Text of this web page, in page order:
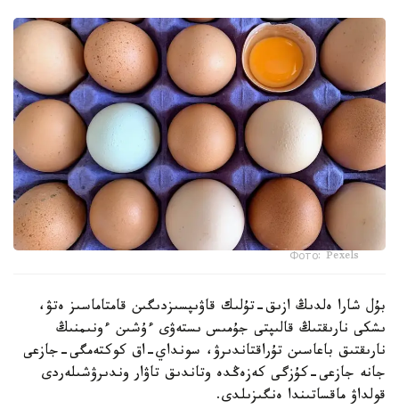
Фото: Pexels
بۇل شارا ەلدىڭ ازىق-تۇلىك قاۋىپسىزدىگىن قامتاماسىز ەتۋ،
ىشكى نارىقتىڭ قالىپتى جۇمىس ىستەۋى ءۇشىن ءونىمنىڭ
نارىقتىق باعاسىن تۇراقتاندىرۋ، سونداي-اق كوكتەمگى-جازعى
جانە جازعى-كۇزگى كەزەڭدە وتاندىق تاۋار وندىرۋشىلەردى
قولداۋ ماقساتىندا ەنگىزىلدى.